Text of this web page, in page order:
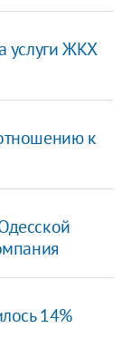
услуги ЖКХ
к
14%